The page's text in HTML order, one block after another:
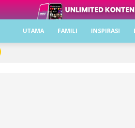
UTAMA FAMILI INSPIRASI